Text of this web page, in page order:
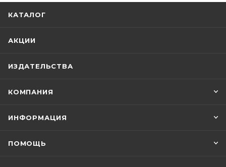
КАТАЛОГ
АКЦИИ
ИЗДАТЕЛЬСТВА
КОМПАНИЯ
ИНФОРМАЦИЯ
ПОМОЩЬ